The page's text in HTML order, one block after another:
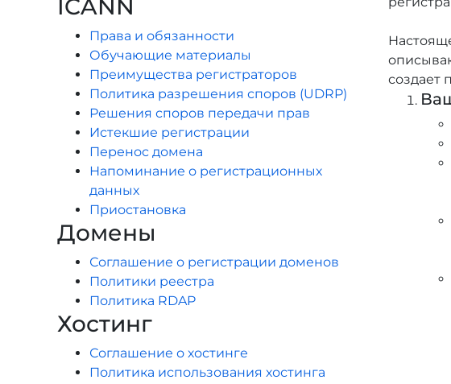
ICANN
Права и обязанности
Обучающие материалы
Преимущества регистраторов
Политика разрешения споров (UDRP)
Решения споров передачи прав
Истекшие регистрации
Перенос домена
Напоминание о регистрационных
данных
Приостановка
Домены
Соглашение о регистрации доменов
Политики реестра
Политика RDAP
Хостинг
Соглашение о хостинге
Политика использования хостинга
создает